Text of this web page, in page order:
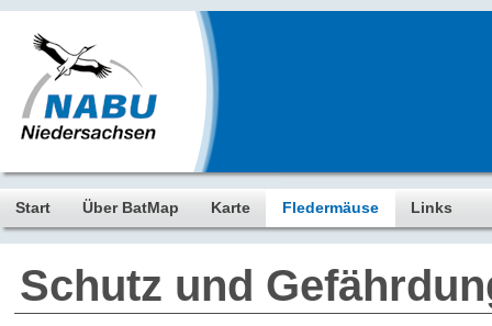
Start Über BatMap Karte Fledermäuse Links
Schutz und